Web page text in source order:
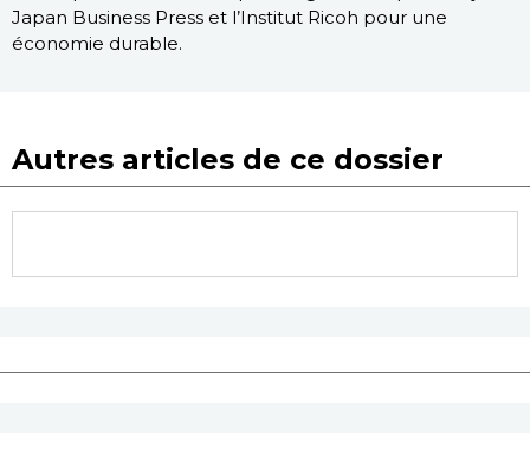
Japan Business Press et l’Institut Ricoh pour une
économie durable.
Autres articles de ce dossier